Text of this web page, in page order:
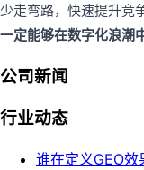
少走弯路，快速提升竞
一定能够在数字化浪潮
公司新闻
行业动态
谁在定义GEO